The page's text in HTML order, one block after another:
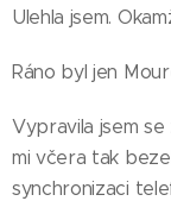
Ulehla jsem.
Ráno byl jen
Vypravila jsem
mi včera tak
synchronizaci